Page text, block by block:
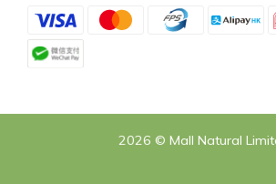
2026 © Mall Natural